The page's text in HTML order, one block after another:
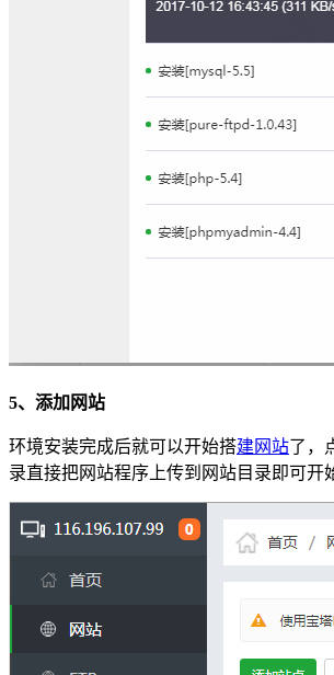
5、添加网站
环境安装完成后就可以开始搭建网站了，
录直接把网站程序上传到网站目录即可开